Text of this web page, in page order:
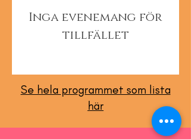
Inga evenemang för
tillfället
Se hela programmet som lista
här